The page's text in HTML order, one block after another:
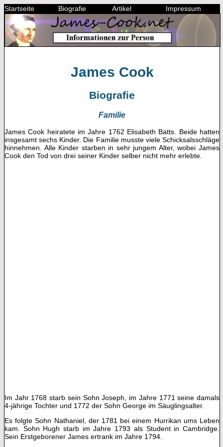
Startseite Biografie Artikel Impressum
James Cook
Biografie
Familie
James Cook heiratete im Jahre 1762 Elisabeth Batts. Beide hatten
insgesamt sechs Kinder. Die Familie musste viele Schicksalsschläge
hinnehmen. Alle Kinder starben in sehr jungem Alter, wobei James
Cook den Tod von drei seiner Kinder selber nicht mehr erlebte.
Im Jahr 1768 starb sein Sohn Joseph, im Jahre 1771 seine damals
4-jährige Tochter und 1772 der Sohn George im Säuglingsalter.
Es folgte Sohn Nathaniel, der 1781 bei einem Hurrikan ums Leben
kam. Sohn Hugh starb im Jahre 1793 als Student in Cambridge.
Sein Erstgeborener James ertrank im Jahre 1794.